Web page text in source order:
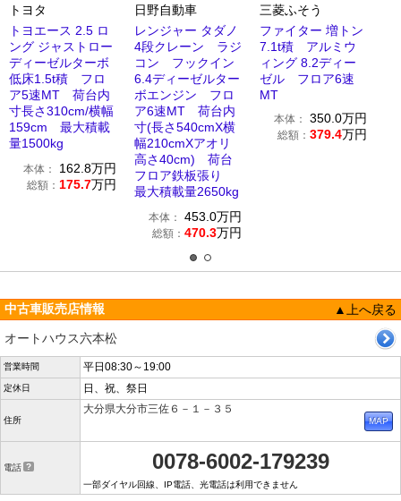
トヨタ
トヨエース 2.5 ロ
ング ジャストロー
ディーゼルターボ
低床1.5t積 フロ
ア5速MT 荷台内
寸長さ310cm/横幅
159cm 最大積載
量1500kg
本体： 162.8万円
総額： 175.7万円
日野自動車
レンジャー タダノ
4段クレーン ラジ
コン フックイン
6.4ディーゼルター
ボエンジン フロ
ア6速MT 荷台内
寸(長さ540cmX横
幅210cmXアオリ
高さ40cm) 荷台
フロア鉄板張り
最大積載量2650kg
本体： 453.0万円
総額： 470.3万円
三菱ふそう
ファイター 増トン
7.1t積 アルミウ
ィング 8.2ディー
ゼル フロア6速
MT
本体： 350.0万円
総額： 379.4万円
中古車販売店情報
▲上へ戻る
オートハウス六本松
営業時間 平日08:30～19:00
定休日 日、祝、祭日
住所
大分県大分市三佐６－１－３５
電話 0078-6002-179239
一部ダイヤル回線、IP電話、光電話は利用できません